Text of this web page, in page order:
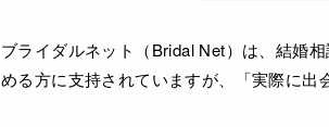
ブライダルネット（Bridal Net）は、結婚
める方に支持されていますが、「実際に出